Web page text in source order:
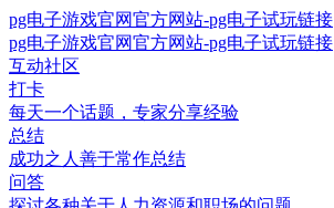
pg电子游戏官网官方网站-pg电子试玩链接
pg电子游戏官网官方网站-pg电子试玩链接
互动社区
打卡
每天一个话题，专家分享经验
总结
成功之人善于常作总结
问答